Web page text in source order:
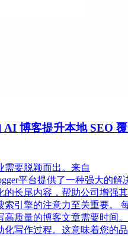
博客提升本地 SEO
需要脱颖而出。来自
平台提供了一种强大的解
的长尾内容，帮助公司增强
索引擎的注意力至关重要。
高质量的博客文章需要时间
化写作过程。这意味着您的